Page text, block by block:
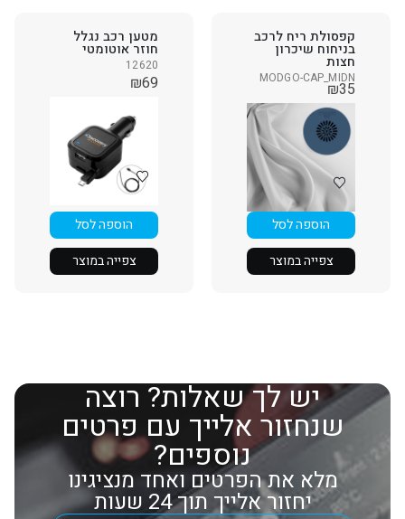
קפסולת ריח לרכב
בניחוח שיכרון
חצות
MODGO-CAP_MIDN
₪35
הוספה לסל
צפייה במוצר
מטען רכב נגלל
חוזר אוטומטי
12620
₪69
הוספה לסל
צפייה במוצר
יש לך שאלות? רוצה
שנחזור אלייך עם פרטים
נוספים?
מלא את הפרטים ואחד מנציגינו
יחזור אלייך תוך 24 שעות